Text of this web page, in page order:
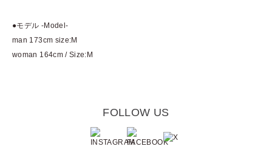
●モデル -Model-
man 173cm size:M
woman 164cm / Size:M
FOLLOW US